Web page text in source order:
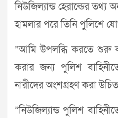
নিউজিল্যান্ড হেরাল্ডের তথ্য
হামলার পরে তিনি পুলিশে
”আমি উপলব্ধি করতে শুরু
করার জন্য পুলিশ
নারীদের অংশগ্রহণ করা
”নিউজিল্যান্ড পুলিশ